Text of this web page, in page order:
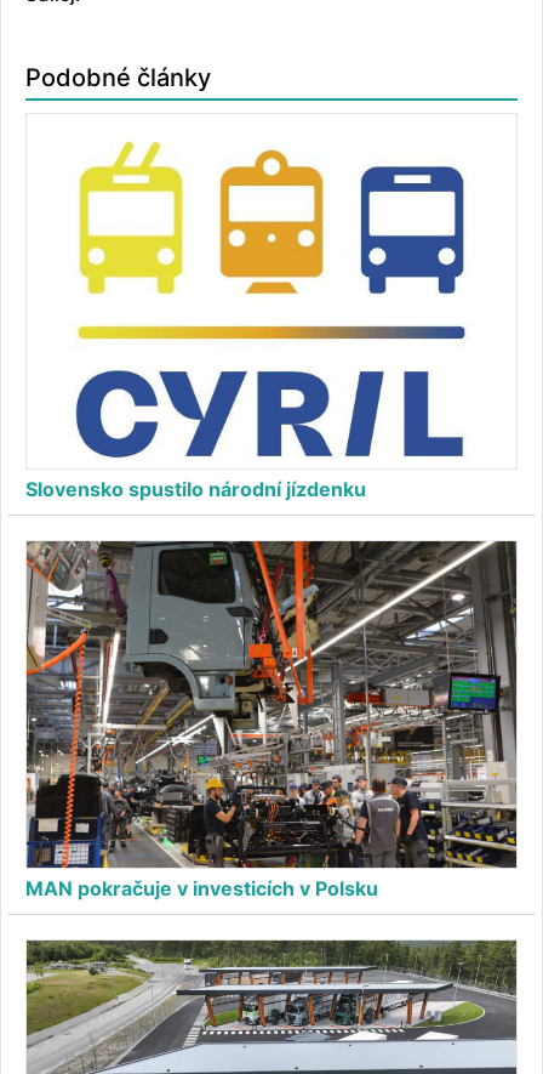
Podobné články
Slovensko spustilo národní jízdenku
MAN pokračuje v investicích v Polsku